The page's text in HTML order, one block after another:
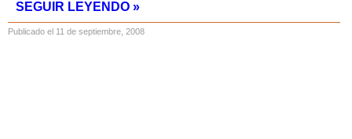
SEGUIR LEYENDO »
Publicado el 11 de septiembre, 2008